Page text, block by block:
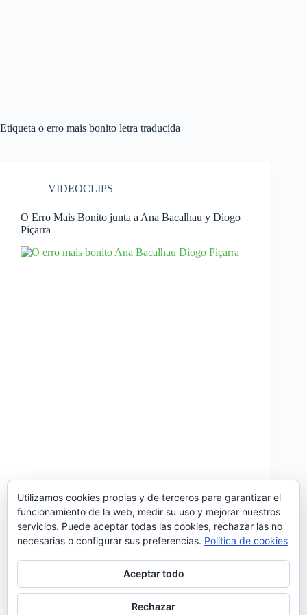
Etiqueta o erro mais bonito letra traducida
VIDEOCLIPS
O Erro Mais Bonito junta a Ana Bacalhau y Diogo
Piçarra
‘O Erro Mais Bonito’ es el nuevo single de Ana
Bacalhau. Con música y letra compuestos por la
propia cantante (vocalista de Deolinda), el tema ha
sido producido por Diogo Piçarra que
también colabora cantando a dúo con la artista. ‘O
Erro Mais…
Noemí Sánchez
27/04/2019
Utilizamos cookies propias y de terceros para garantizar el
funcionamiento de la web, medir su uso y mejorar nuestros
servicios. Puede aceptar todas las cookies, rechazar las no
necesarias o configurar sus preferencias. Política de cookies
Aceptar todo
Rechazar